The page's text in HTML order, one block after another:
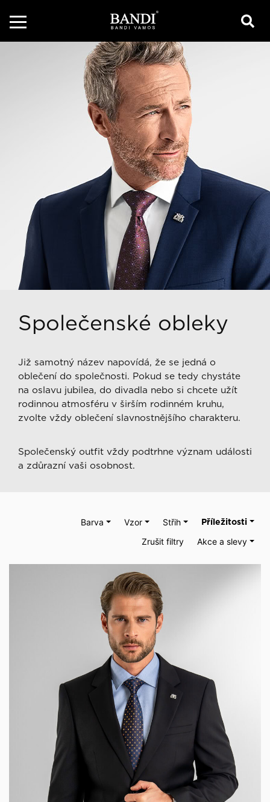
Společenské obleky
Již samotný název napovídá, že se jedná o
oblečení do společnosti. Pokud se tedy chystáte
na oslavu jubilea, do divadla nebo si chcete užít
rodinnou atmosféru v širším rodinném kruhu,
zvolte vždy oblečení slavnostnějšího charakteru.
Společenský outfit vždy podtrhne význam události
a zdůrazní vaši osobnost.
Příležitosti
Střih
Vzor
Barva
Akce a slevy
Zrušit filtry